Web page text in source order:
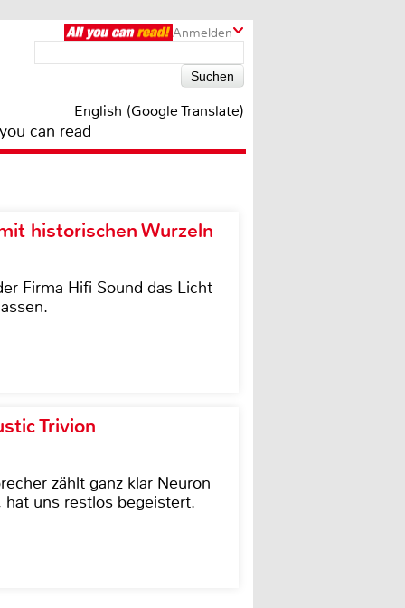
Anmelden
English (Google Translate)
can read
historischen Wurzeln
Firma Hifi Sound das Licht
Trivion
zählt ganz klar Neuron
uns restlos begeistert.